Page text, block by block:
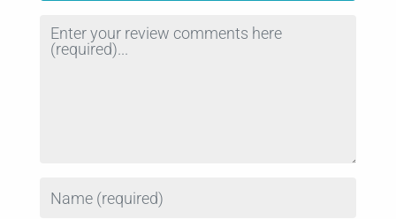
Review text